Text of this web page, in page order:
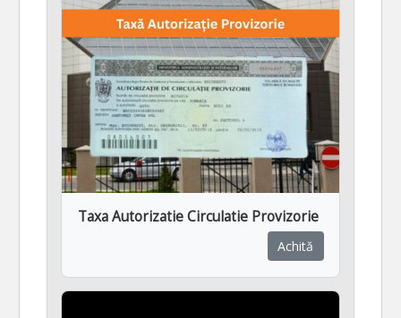
Taxa Autorizatie Circulatie Provizorie
Achită